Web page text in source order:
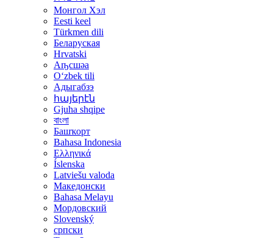
Монгол Хэл
Eesti keel
Türkmen dili
Беларуская
Hrvatski
Аҧсшәа
Oʻzbek tili
Адыгабзэ
հայերէն
Gjuha shqipe
বাংলা
Башҡорт
Bahasa Indonesia
Ελληνικά
Íslenska
Latviešu valoda
Македонски
Bahasa Melayu
Мордовский
Slovenský
српски